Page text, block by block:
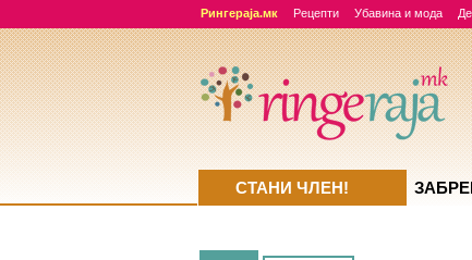
Рингераја.мк Рецепти Убавина и мода
СТАНИ ЧЛЕН!